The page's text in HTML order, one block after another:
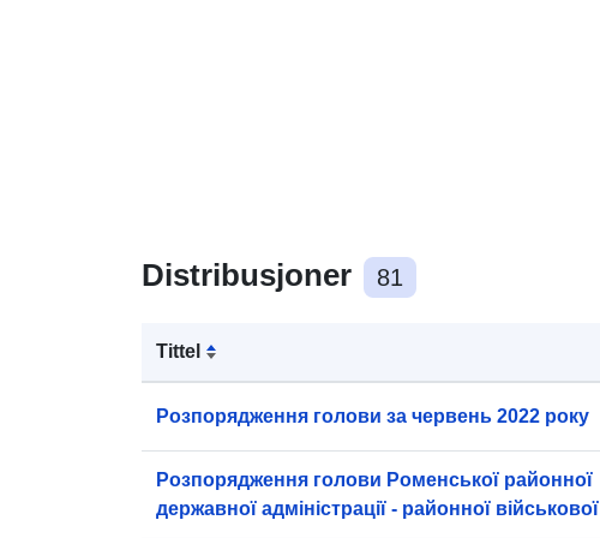
Distribusjoner 81
Tittel
Розпорядження голови за червень 2022 року
Розпорядження голови Роменської районної
державної адміністрації - районної військової